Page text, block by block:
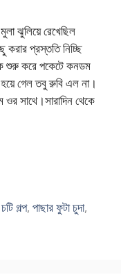
ঝুলিয়ে রেখেছিল
করার প্রস্ততি নিচ্ছি
শুরু করে পকেটে কনডম
গেল তবু রুবি এল না।
ওর সাথে।সারাদিন থেকে
গল্প,পাছার ফুটা চুদা,